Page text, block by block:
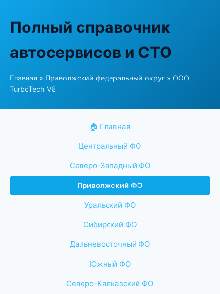
Полный справочник
автосервисов и СТО
Главная » Приволжский федеральный округ » ООО
TurboTech V8
🏠 Главная
Центральный ФО
Северо-Западный ФО
Приволжский ФО
Уральский ФО
Сибирский ФО
Дальневосточный ФО
Южный ФО
Северо-Кавказский ФО